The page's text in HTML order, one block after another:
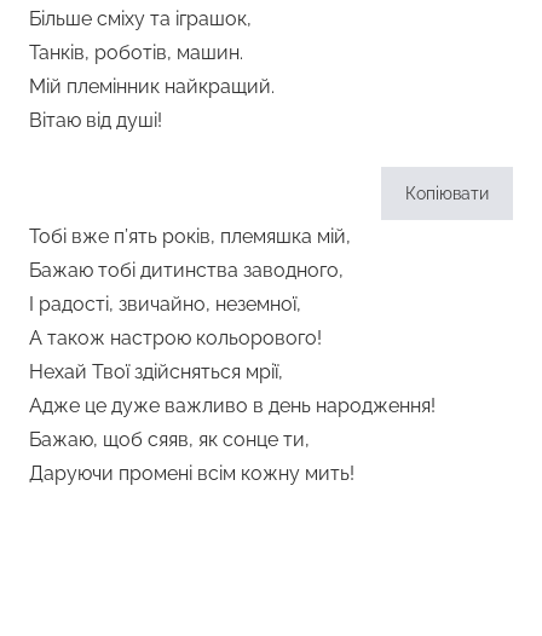
Більше сміху та іграшок,
Танків, роботів, машин.
Мій племінник найкращий.
Вітаю від душі!
Копіювати
Тобі вже п’ять років, племяшка мій,
Бажаю тобі дитинства заводного,
І радості, звичайно, неземної,
А також настрою кольорового!
Нехай Твої здійсняться мрії,
Адже це дуже важливо в день народження!
Бажаю, щоб сяяв, як сонце ти,
Даруючи промені всім кожну мить!